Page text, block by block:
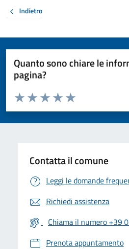
Indietro
Quanto sono chiare le
pagina?
Valuta da 1 a 5 stelle la pagina
Valuta 5 stelle su 5
Valuta 4 stelle su 5
Valuta 3 stelle su 5
Valuta 2 stelle su 5
Valuta 1 stelle su 5
Contatta il comune
Leggi le domande
Richiedi assistenza
Chiama il numero +39
Prenota appuntamento